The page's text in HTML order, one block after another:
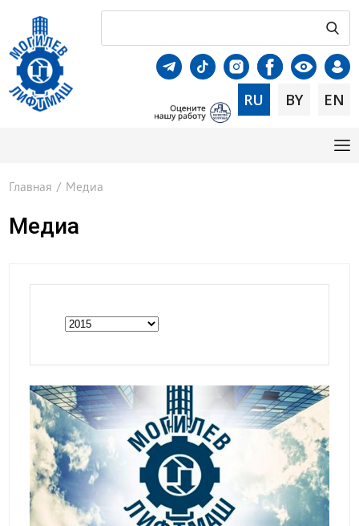
RU BY EN
Главная / Медиа
Медиа